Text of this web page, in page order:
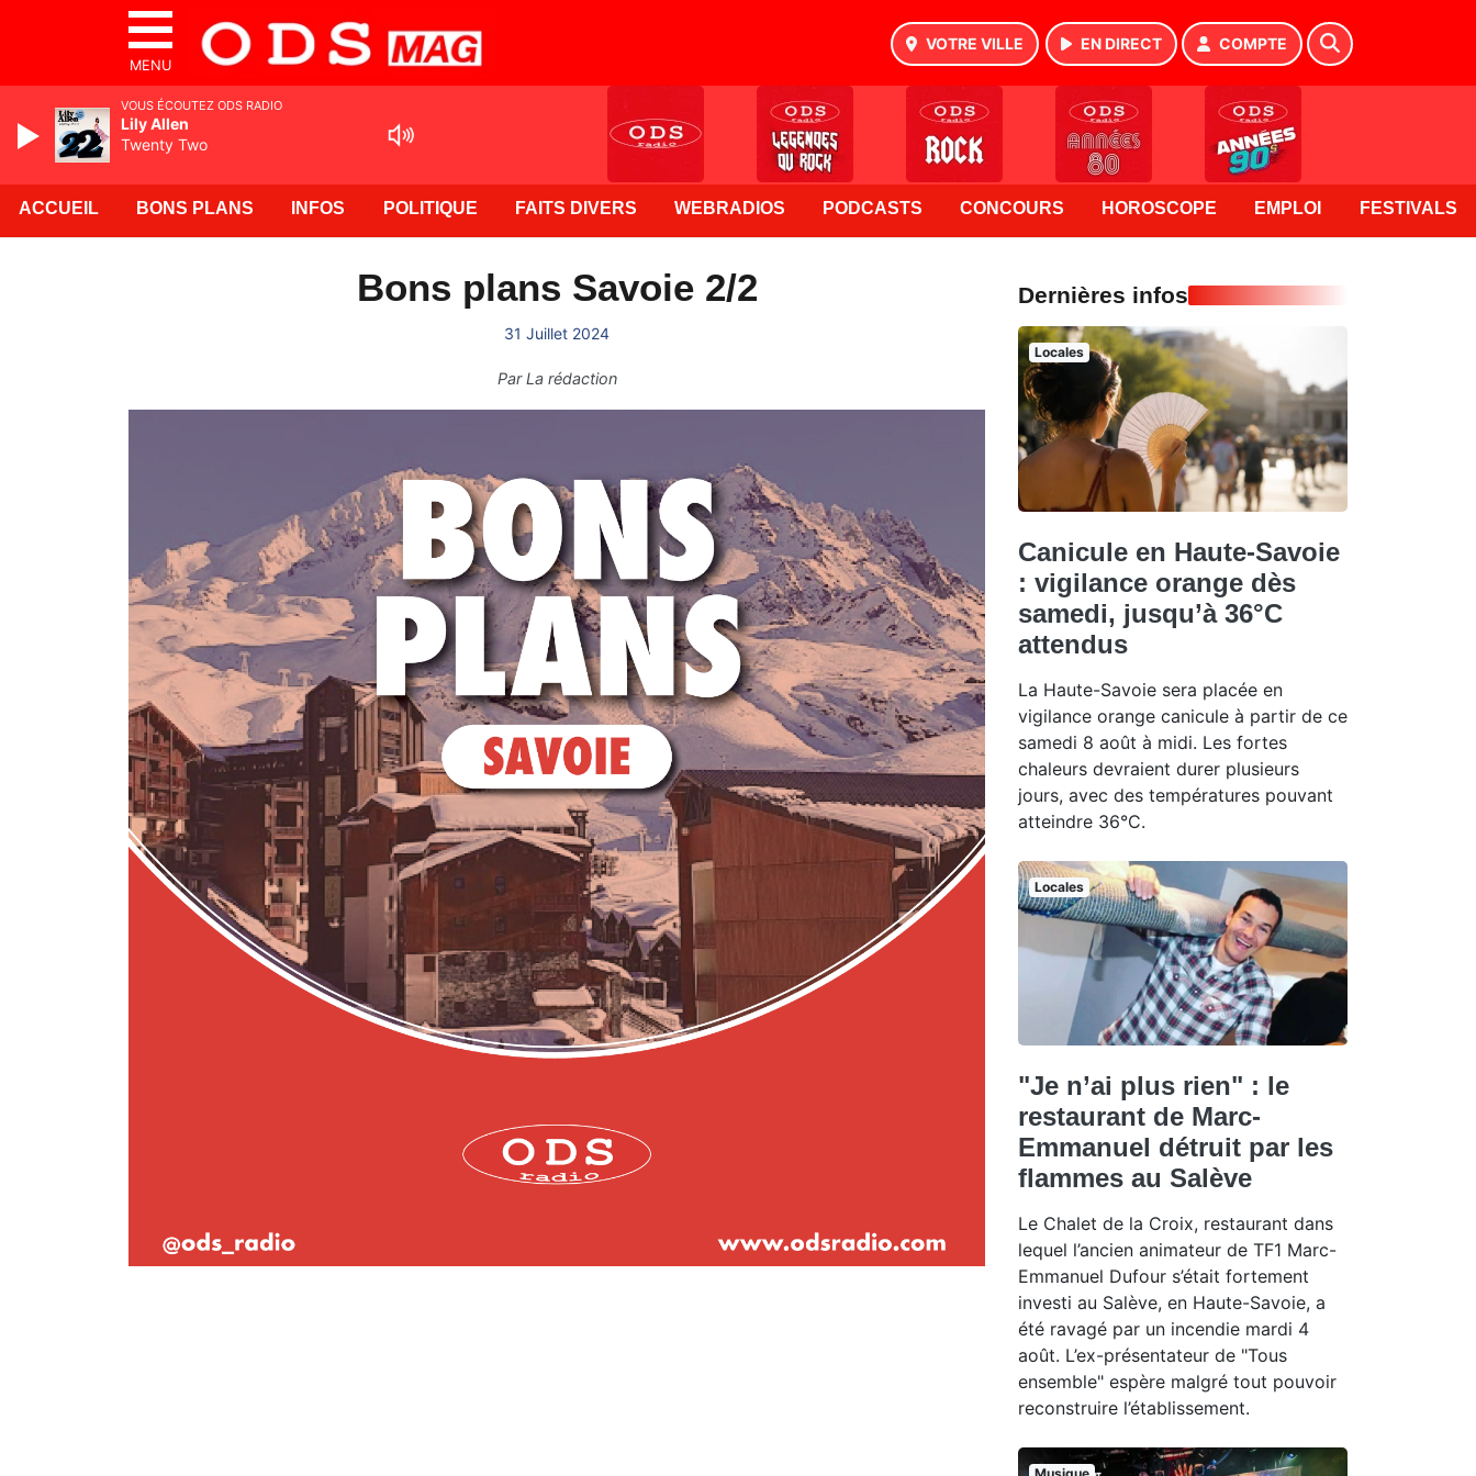
MENU
VOTRE VILLE EN DIRECT COMPTE
ACCUEIL BONS PLANS INFOS POLITIQUE FAITS DIVERS WEBRADIOS PODCASTS CONCOURS HOROSCOPE EMPLOI FESTIVALS
Bons plans Savoie 2/2
31 Juillet 2024
ParLa rédaction
Dernières infos
Locales
Canicule en Haute-Savoie
: vigilance orange dès
samedi, jusqu’à 36°C
attendus
La Haute-Savoie sera placée en
vigilance orange canicule à partir de ce
samedi 8 août à midi. Les fortes
chaleurs devraient durer plusieurs
jours, avec des températures pouvant
atteindre 36°C.
Locales
"Je n’ai plus rien" : le
restaurant de Marc-
Emmanuel détruit par les
flammes au Salève
Le Chalet de la Croix, restaurant dans
lequel l’ancien animateur de TF1 Marc-
Emmanuel Dufour s’était fortement
investi au Salève, en Haute-Savoie, a
été ravagé par un incendie mardi 4
août. L’ex-présentateur de "Tous
ensemble" espère malgré tout pouvoir
reconstruire l’établissement.
VOUS ÉCOUTEZ ODS RADIO
Lily Allen
Twenty Two